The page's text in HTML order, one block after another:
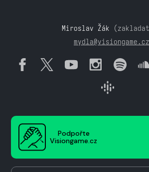
Miroslav Žák
mydla@visiongame.cz
Podpořte
Visiongame.cz